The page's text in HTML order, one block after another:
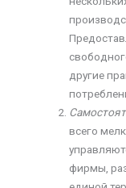
другие
всего
фирмы,